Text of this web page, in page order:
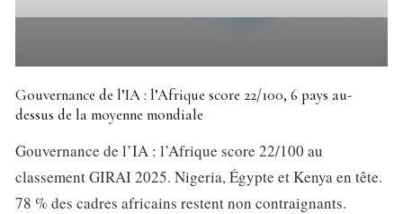
Gouvernance de l’IA : l’Afrique score 22/100, 6 pays au-
dessus de la moyenne mondiale
Gouvernance de l’IA : l’Afrique score 22/100 au
classement GIRAI 2025. Nigeria, Égypte et Kenya en tête.
78 % des cadres africains restent non contraignants.